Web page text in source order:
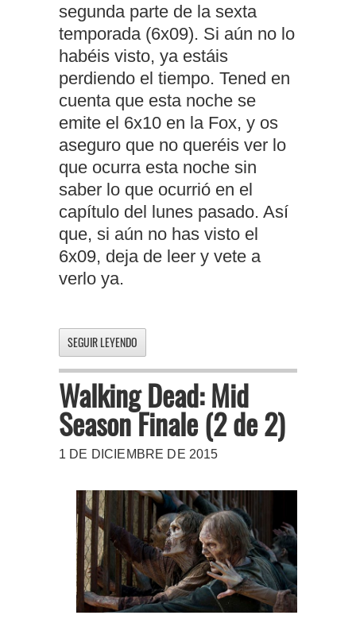
segunda parte de la sexta
temporada (6x09). Si aún no lo
habéis visto, ya estáis
perdiendo el tiempo. Tened en
cuenta que esta noche se
emite el 6x10 en la Fox, y os
aseguro que no queréis ver lo
que ocurra esta noche sin
saber lo que ocurrió en el
capítulo del lunes pasado. Así
que, si aún no has visto el
6x09, deja de leer y vete a
verlo ya.
SEGUIR LEYENDO
Walking Dead: Mid
Season Finale (2 de 2)
1 DE DICIEMBRE DE 2015